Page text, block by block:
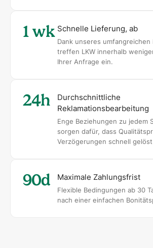
1 wk Schnelle Lieferung, ab
Dank unseres
treffen LKW innerhalb
Ihrer Anfrage ein.
24h
Durchschnittliche
Reklamationsbearbeitung
Enge Beziehungen zu jedem
sorgen dafür, dass
Verzögerungen schnell
90d Maximale Zahlungsfrist
Flexible Bedingungen ab 30
nach einer einfachen